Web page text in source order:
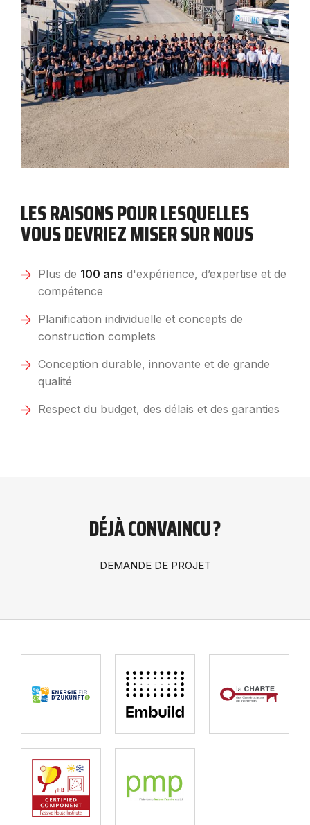
LES RAISONS POUR LESQUELLES
VOUS DEVRIEZ MISER SUR NOUS
Plus de 100 ans d'expérience, d’expertise et de
compétence
Planification individuelle et concepts de
construction complets
Conception durable, innovante et de grande
qualité
Respect du budget, des délais et des garanties
DÉJÀ CONVAINCU ?
DEMANDE DE PROJET